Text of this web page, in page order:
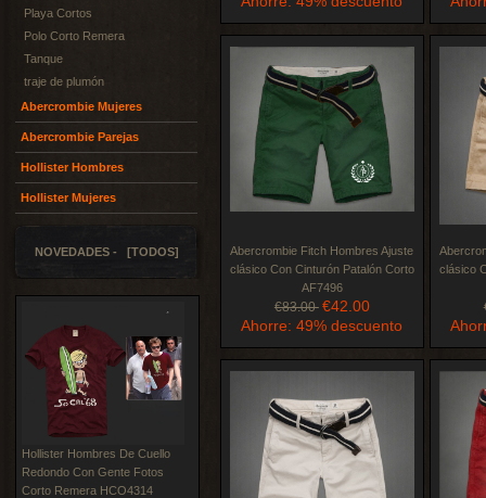
Playa Cortos
Polo Corto Remera
Tanque
traje de plumón
Abercrombie Mujeres
Abercrombie Parejas
Hollister Hombres
Hollister Mujeres
NOVEDADES - [TODOS]
Hollister Hombres De Cuello
Redondo Con Gente Fotos
Corto Remera HCO4314
Abercrombie Fitch Hombres Ajuste
clásico Con Cinturón Patalón Corto
AF7496
€83.00 €42.00
Ahorre: 49% descuento
clásico